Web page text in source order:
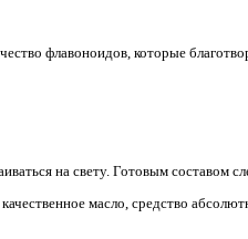
флавоноидов, которые
на свету. Готовым составом
масло, средство